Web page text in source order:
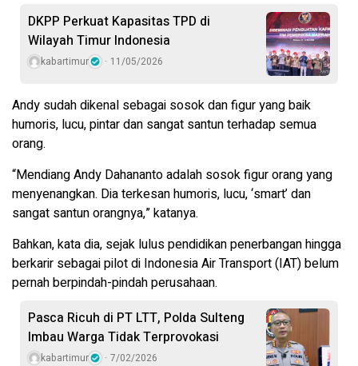
DKPP Perkuat Kapasitas TPD di
Wilayah Timur Indonesia
kabartimur 11/05/2026
Andy sudah dikenal sebagai sosok dan figur yang baik
humoris, lucu, pintar dan sangat santun terhadap semua
orang.
“Mendiang Andy Dahananto adalah sosok figur orang yang
menyenangkan. Dia terkesan humoris, lucu, ‘smart’ dan
sangat santun orangnya,” katanya.
Bahkan, kata dia, sejak lulus pendidikan penerbangan hingga
berkarir sebagai pilot di Indonesia Air Transport (IAT) belum
pernah berpindah-pindah perusahaan.
Pasca Ricuh di PT LTT, Polda Sulteng
Imbau Warga Tidak Terprovokasi
kabartimur 7/02/2026